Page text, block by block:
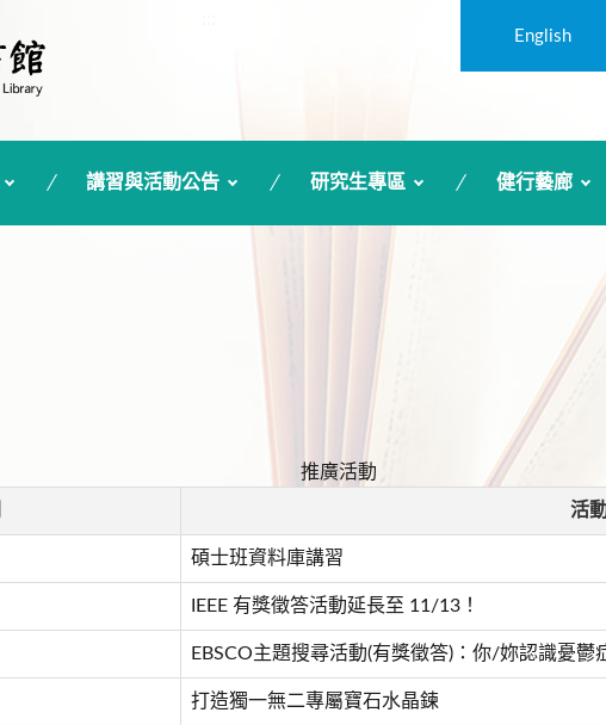
English
講習與活動公告 研究生專區 健行藝廊
推廣活動
活
碩士班資料庫講習
IEEE 有獎徵答活動延長至 11/13！
EBSCO主題搜尋活動(有獎徵答)：你/妳認識憂鬱
打造獨一無二專屬寶石水晶鍊